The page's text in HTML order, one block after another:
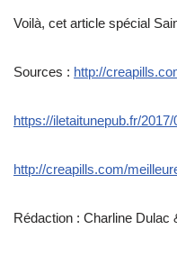
Voilà, cet article spécial
Sources : http://
https://iletaitunepub.fr/
http://creapills.com/
Rédaction : Charline Dulac